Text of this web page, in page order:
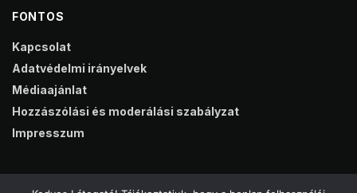
FONTOS
Kapcsolat
Adatvédelmi irányelvek
Médiaajánlat
Hozzászólási és moderálási szabályzat
Impresszum